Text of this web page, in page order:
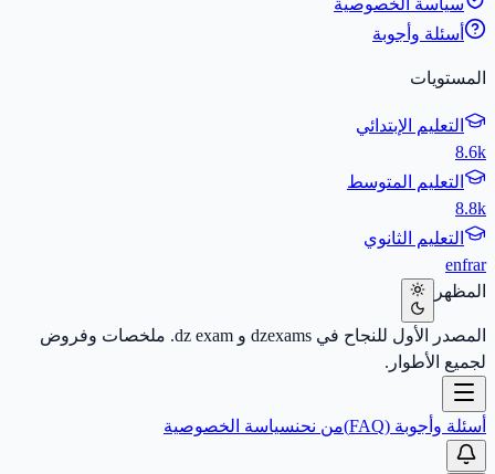
سياسة الخصوصية
أسئلة وأجوبة
المستويات
التعليم الإبتدائي
8.6k
التعليم المتوسط
8.8k
التعليم الثانوي
enfrar
المظهر
المصدر الأول للنجاح في dzexams و dz exam. ملخصات وفروض
لجميع الأطوار.
أسئلة وأجوبة (FAQ) من نحنسياسة الخصوصية